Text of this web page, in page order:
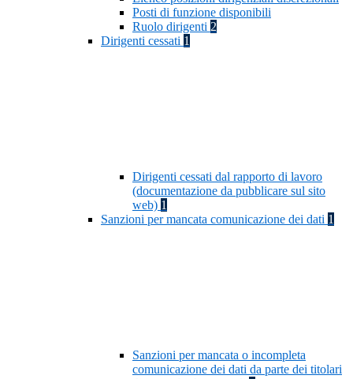
Posti di funzione disponibili
Ruolo dirigenti 2
Dirigenti cessati 1
Dirigenti cessati dal rapporto di lavoro
(documentazione da pubblicare sul sito
web) 1
Sanzioni per mancata comunicazione dei dati 1
Sanzioni per mancata o incompleta
comunicazione dei dati da parte dei titolari